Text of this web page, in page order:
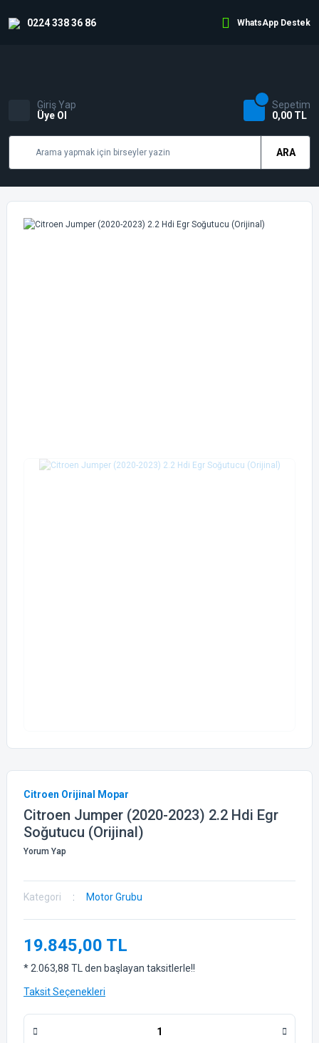
0224 338 36 86 WhatsApp Destek
ARA
Giriş Yap
Üye Ol
Sepetim
0,00 TL
Citroen Orijinal Mopar
Citroen Jumper (2020-2023) 2.2 Hdi Egr
Soğutucu (Orijinal)
Yorum Yap
Kategori Motor Grubu
19.845,00 TL
* 2.063,88 TL den başlayan taksitlerle!!
Taksit Seçenekleri